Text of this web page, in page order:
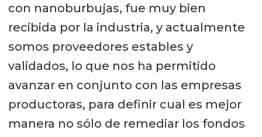
con nanoburbujas, fue muy bien
recibida por la industria, y actualmente
somos proveedores estables y
validados, lo que nos ha permitido
avanzar en conjunto con las empresas
productoras, para definir cual es mejor
manera no sólo de remediar los fondos